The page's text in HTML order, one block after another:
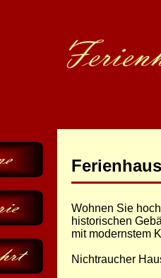
Wohnen Sie
historischen
mit modernstem
Nichtraucher